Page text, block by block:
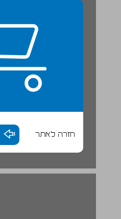
חזרה לאתר